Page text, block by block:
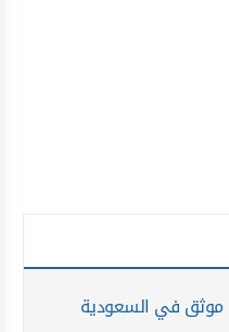
موثق في السعودية